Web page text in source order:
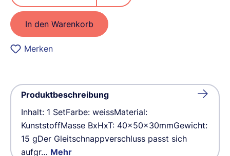
In den Warenkorb
Merken
Produktbeschreibung
Inhalt: 1 SetFarbe: weissMaterial:
KunststoffMasse BxHxT: 40x50x30mmGewicht:
15 gDer Gleitschnappverschluss passt sich
aufgr… Mehr